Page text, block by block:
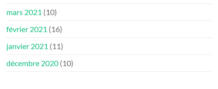
mars 2021 (10)
février 2021 (16)
janvier 2021 (11)
décembre 2020 (10)